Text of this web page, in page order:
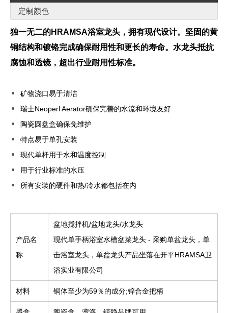
定制颜色
独一无二的HRAMSA浴室龙头，拥有现代设计。坚固的黄
铜结构和镀铬完成确保耐用性和更长的寿命。水龙头抵抗
腐蚀和透镜，超出行业耐用性标准。
矿物浇口易于清洁
瑞士Neoperl Aerator确保完善的水流和环境友好
陶瓷圆盘盒确保免维护
特点易于单孔安装
现代单杆用于水和温度控制
用于行业标准的水压
所有安装的硬件和热/冷水都包括在内
产品名
称
盆地搅拌机/盆地龙头/水龙头
现代单手柄浴室水槽盆菜龙头 - 采购单盆龙头，单
击浴室龙头，单盆龙头产品坐落在开平HRAMSA卫
浴实业有限公司
材料 铜体至少为59％的成分;锌合金把柄